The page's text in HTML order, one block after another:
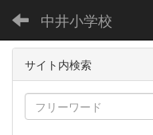
中井小学校
サイト内検索